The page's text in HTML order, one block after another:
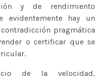
y de rendimiento
evidentemente hay un
pragmática
o certificar que se
de la velocidad,